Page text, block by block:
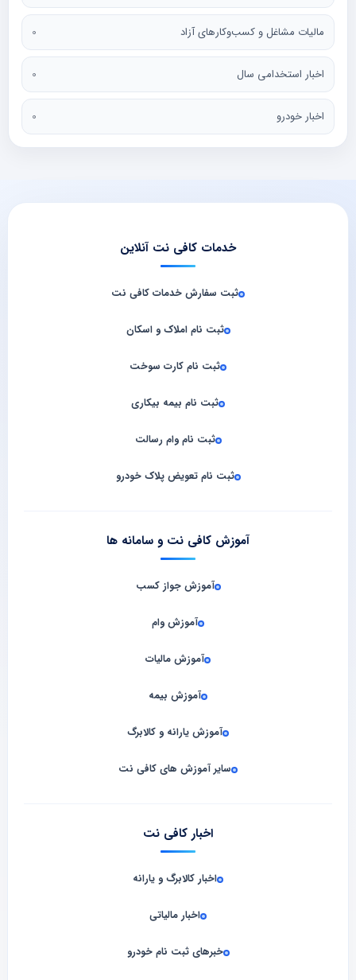
مالیات مشاغل و کسب‌وکارهای آزاد 0
اخبار استخدامی سال 0
اخبار خودرو 0
خدمات کافی نت آنلاین
ثبت سفارش خدمات کافی‌ نت
ثبت نام املاک و اسکان
ثبت نام کارت سوخت
ثبت نام بیمه بیکاری
ثبت نام وام رسالت
ثبت نام تعویض پلاک خودرو
آموزش کافی نت و سامانه‌ ها
آموزش جواز کسب
آموزش وام
آموزش مالیات
آموزش بیمه
آموزش یارانه و کالابرگ
سایر آموزش های کافی نت
اخبار کافی نت
اخبار کالابرگ و یارانه
اخبار مالیاتی
خبرهای ثبت نام خودرو